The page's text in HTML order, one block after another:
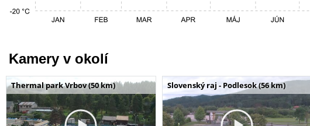
Kamery v okolí
Thermal park Vrbov (50 km) Slovenský raj - Podlesok (56 km)